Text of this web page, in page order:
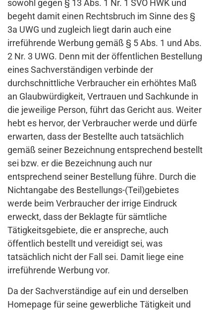
sowohl gegen § 13 Abs. 1 Nr. 1 SVO HWK und
begeht damit einen Rechtsbruch im Sinne des §
3a UWG und zugleich liegt darin auch eine
irreführende Werbung gemäß § 5 Abs. 1 und Abs.
2 Nr. 3 UWG. Denn mit der öffentlichen Bestellung
eines Sachverständigen verbinde der
durchschnittliche Verbraucher ein erhöhtes Maß
an Glaubwürdigkeit, Vertrauen und Sachkunde in
die jeweilige Person, führt das Gericht aus. Weiter
hebt es hervor, der Verbraucher werde und dürfe
erwarten, dass der Bestellte auch tatsächlich
gemäß seiner Bezeichnung entsprechend bestellt
sei bzw. er die Bezeichnung auch nur
entsprechend seiner Bestellung führe. Durch die
Nichtangabe des Bestellungs-(Teil)gebietes
werde beim Verbraucher der irrige Eindruck
erweckt, dass der Beklagte für sämtliche
Tätigkeitsgebiete, die er anspreche, auch
öffentlich bestellt und vereidigt sei, was
tatsächlich nicht der Fall sei. Damit liege eine
irreführende Werbung vor.
Da der Sachverständige auf ein und derselben
Homepage für seine gewerbliche Tätigkeit und